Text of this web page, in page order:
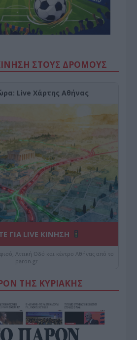
ΣΤΟΥΣ ΔΡΌΜΟΥΣ
Live Χάρτης Αθήνας
ΓΙΑ LIVE ΚΙΝΗΣΗ
Αττική Οδό και κέντρο Αθήνας από το
paron.gr
ΤΗΣ ΚΥΡΙΑΚΗΣ